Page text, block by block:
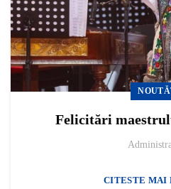
Felicitări
CITESTE MAI